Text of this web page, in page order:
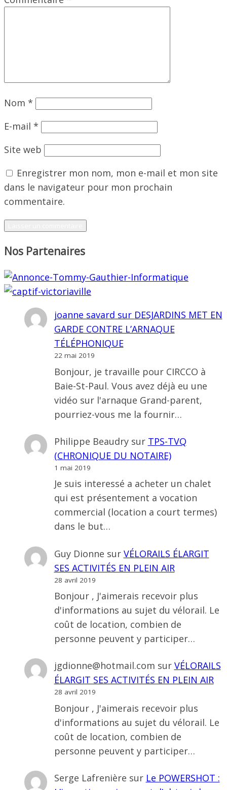
Nom *
E-mail *
Site web
Enregistrer mon nom, mon e-mail et mon site
dans le navigateur pour mon prochain
commentaire.
Nos Partenaires
joanne savard sur DESJARDINS MET EN
GARDE CONTRE L’ARNAQUE
TÉLÉPHONIQUE
22 mai 2019
Bonjour, je travaille pour CIRCCO à
Baie-St-Paul. Vous avez déjà eu une
vidéo sur l'arnaque Grand-parent,
pourriez-vous me la fournir…
Philippe Beaudrysur TPS-TVQ
(CHRONIQUE DU NOTAIRE)
1 mai 2019
Je suis interessé a acheter un chalet
qui est présentement a vocation
commercial (location a court termes)
dans le but…
Guy Dionne sur VÉLORAILS ÉLARGIT
SES ACTIVITÉS EN PLEIN AIR
28 avril 2019
Bonjour , J'aimerais recevoir plus
d'informations au sujet du vélorail. Le
coût de location, combien de
personne peuvent y participer…
jgdionne@hotmail.com sur VÉLORAILS
ÉLARGIT SES ACTIVITÉS EN PLEIN AIR
28 avril 2019
Bonjour , J'aimerais recevoir plus
d'informations au sujet du vélorail. Le
coût de location, combien de
personne peuvent y participer…
Serge Lafrenière sur Le POWERSHOT :